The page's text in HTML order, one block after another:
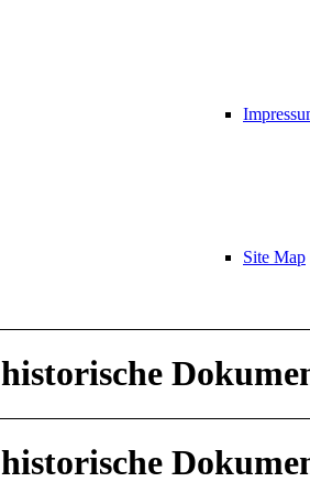
Site Map
historische
historische